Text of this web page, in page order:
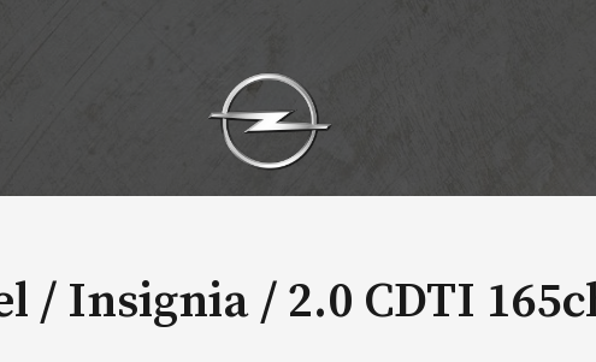
/ Insignia / 2.0 CDTI